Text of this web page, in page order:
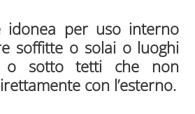
idonea per uso interno
soffitte o solai o luoghi
o sotto tetti che non
con l’esterno.